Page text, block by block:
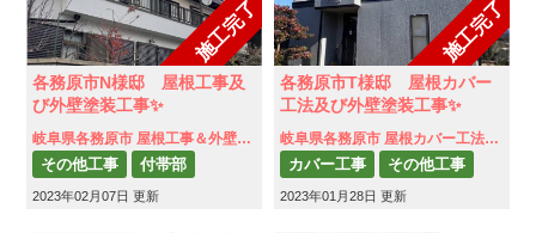
施工完了
各務原市N様邸 屋根工事及
び外壁塗装工事✨
岐阜県各務原市 屋根工事＆外壁塗装工事
2023年02月07日 更新
その他工事
付帯部
外壁塗装
屋根補修
施工完了
各務原市T様邸 屋根カバー
工法及び外壁塗装工事✨
岐阜県各務原市 屋根カバー工法及び外壁塗装工事
2023年01月28日 更新
カバー工事
その他工事
付帯部
外壁塗装